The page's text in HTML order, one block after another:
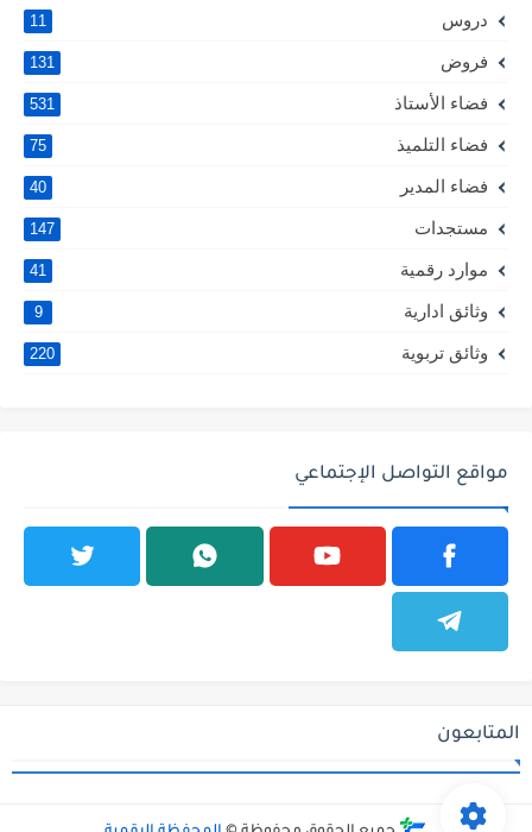
دروس 11
فروض 131
فضاء الأستاذ 531
فضاء التلميذ 75
فضاء المدير 40
مستجدات 147
موارد رقمية 41
وثائق ادارية 9
وثائق تربوية 220
مواقع التواصل الإجتماعي
المتابعون